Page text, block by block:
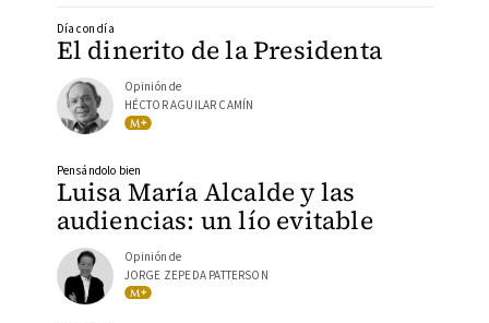
El dinerito de la Presidenta
Día con día
Opinión de
HÉCTOR AGUILAR CAMÍN
Luisa María Alcalde y las
audiencias: un lío evitable
Pensándolo bien
Opinión de
JORGE ZEPEDA PATTERSON